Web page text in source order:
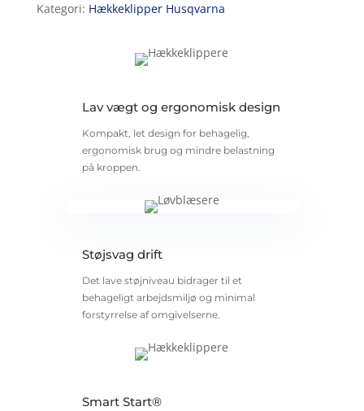
Kategori: Hækkeklipper Husqvarna
Lav vægt og ergonomisk design
Kompakt, let design for behagelig,
ergonomisk brug og mindre belastning
på kroppen.
Støjsvag drift
Det lave støjniveau bidrager til et
behageligt arbejdsmiljø og minimal
forstyrrelse af omgivelserne.
Smart Start®